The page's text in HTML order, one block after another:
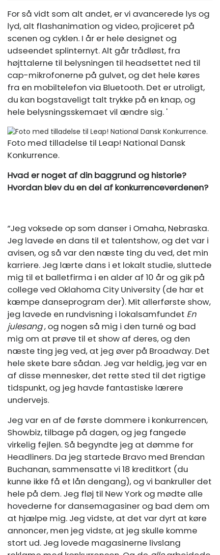
For så vidt som alt andet, er vi avancerede lys og
lyd, alt flashanimation og video, projiceret på
scenen og cyklen. I år er hele designet og
udseendet splinternyt. Alt går trådløst, fra
højttalerne til belysningen til headsettet ned til
cap-mikrofonerne på gulvet, og det hele køres
fra en mobiltelefon via Bluetooth. Det er utroligt,
du kan bogstaveligt talt trykke på en knap, og
hele belysningsskemaet vil ændre sig. '
Foto med tilladelse til Leap! National Dansk
Konkurrence.
Hvad er noget af din baggrund og historie?
Hvordan blev du en del af konkurrenceverdenen?
”Jeg voksede op som danser i Omaha, Nebraska.
Jeg lavede en dans til et talentshow, og det var i
avisen, og så var den næste ting du ved, det min
karriere. Jeg lærte dans i et lokalt studie, sluttede
mig til et balletfirma i en alder af 10 år og gik på
college ved Oklahoma City University (de har et
kæmpe danseprogram der). Mit allerførste show,
jeg lavede en rundvisning i lokalsamfundet En
julesang, og nogen så mig i den turné og bad
mig om at prøve til et show af deres, og den
næste ting jeg ved, at jeg øver på Broadway. Det
hele skete bare sådan. Jeg var heldig, jeg var en
af ​​disse mennesker, det rette sted til det rigtige
tidspunkt, og jeg havde fantastiske lærere
undervejs.
Jeg var en af ​​de første dommere i konkurrencen,
Showbiz, tilbage på dagen, og jeg fangede
virkelig fejlen. Så begyndte jeg at dømme for
Headliners. Da jeg startede Bravo med Brendan
Buchanan, sammensatte vi 18 kreditkort (du
kunne ikke få et lån dengang), og vi bankruller det
hele på dem. Jeg fløj til New York og mødte alle
hovederne for dansemagasiner og bad dem om
at hjælpe mig. Jeg vidste, at det var dyrt at køre
annoncer, men jeg vidste, at jeg skulle komme
stort ud. Jeg lovede magasinerne livslang